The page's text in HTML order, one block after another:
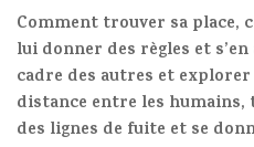
Comment trouver sa place,
lui donner des règles et
cadre des autres et
distance entre les
des lignes de fuite et se